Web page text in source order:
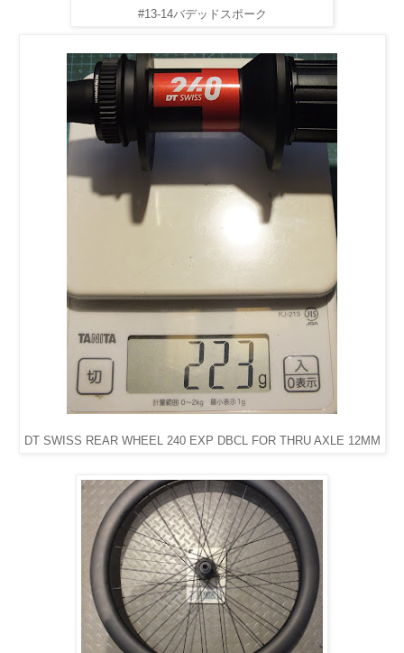
#13-14バデッドスポーク
DT SWISS REAR WHEEL 240 EXP DBCL FOR THRU AXLE 12MM